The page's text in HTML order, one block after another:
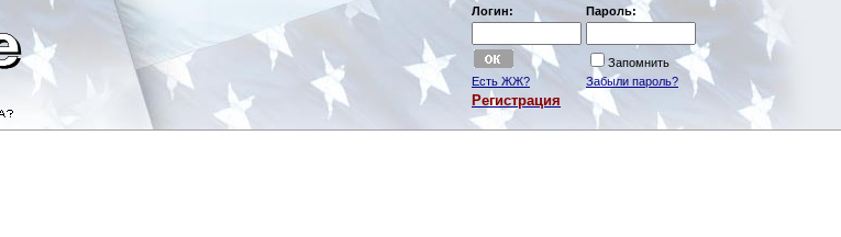
Логин: Пароль:
Запомнить
Есть ЖЖ?
Забыли пароль?
Регистрация